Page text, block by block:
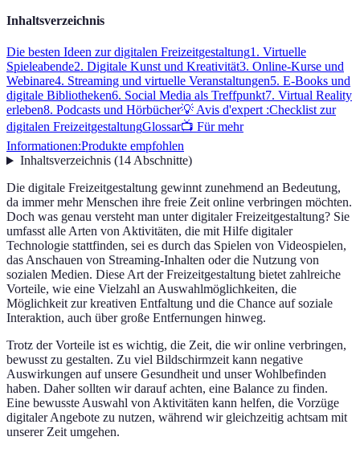
Inhaltsverzeichnis
Die besten Ideen zur digitalen Freizeitgestaltung1. Virtuelle
Spieleabende2. Digitale Kunst und Kreativität3. Online-Kurse und
Webinare4. Streaming und virtuelle Veranstaltungen5. E-Books und
digitale Bibliotheken6. Social Media als Treffpunkt7. Virtual Reality
erleben8. Podcasts und Hörbücher💡 Avis d'expert :Checklist zur
digitalen FreizeitgestaltungGlossar📺 Für mehr
Informationen:Produkte empfohlen
Inhaltsverzeichnis(14Abschnitte)
Die digitale Freizeitgestaltung gewinnt zunehmend an Bedeutung,
da immer mehr Menschen ihre freie Zeit online verbringen möchten.
Doch was genau versteht man unter digitaler Freizeitgestaltung? Sie
umfasst alle Arten von Aktivitäten, die mit Hilfe digitaler
Technologie stattfinden, sei es durch das Spielen von Videospielen,
das Anschauen von Streaming-Inhalten oder die Nutzung von
sozialen Medien. Diese Art der Freizeitgestaltung bietet zahlreiche
Vorteile, wie eine Vielzahl an Auswahlmöglichkeiten, die
Möglichkeit zur kreativen Entfaltung und die Chance auf soziale
Interaktion, auch über große Entfernungen hinweg.
Trotz der Vorteile ist es wichtig, die Zeit, die wir online verbringen,
bewusst zu gestalten. Zu viel Bildschirmzeit kann negative
Auswirkungen auf unsere Gesundheit und unser Wohlbefinden
haben. Daher sollten wir darauf achten, eine Balance zu finden.
Eine bewusste Auswahl von Aktivitäten kann helfen, die Vorzüge
digitaler Angebote zu nutzen, während wir gleichzeitig achtsam mit
unserer Zeit umgehen.